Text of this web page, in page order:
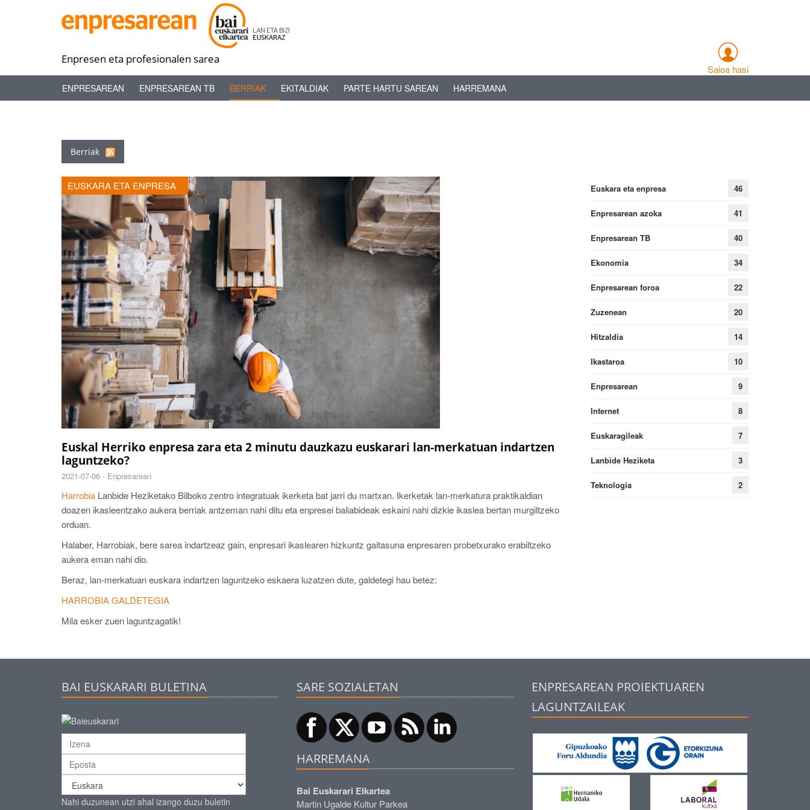
Enpresen eta profesionalen sarea
Saioa hasi
ENPRESAREAN ENPRESAREAN TB BERRIAK EKITALDIAK PARTE HARTU SAREAN HARREMANA
Berriak
EUSKARA ETA ENPRESA
Euskal Herriko enpresa zara eta 2 minutu dauzkazu euskarari lan-merkatuan indartzen
laguntzeko?
2021-07-06 - Enpresarean
Harrobia Lanbide Heziketako Bilboko zentro integratuak ikerketa bat jarri du martxan. Ikerketak lan-merkatura praktikaldian
doazen ikasleentzako aukera berriak antzeman nahi ditu eta enpresei baliabideak eskaini nahi dizkie ikaslea bertan murgiltzeko
orduan.
Halaber, Harrobiak, bere sarea indartzeaz gain, enpresari ikaslearen hizkuntz gaitasuna enpresaren probetxurako erabiltzeko
aukera eman nahi dio.
Beraz, lan-merkatuan euskara indartzen laguntzeko eskaera luzatzen dute, galdetegi hau betez:
HARROBIA GALDETEGIA
Mila esker zuen laguntzagatik!
Euskara eta enpresa 46
Enpresarean azoka 41
Enpresarean TB 40
Ekonomia 34
Enpresarean foroa 22
Zuzenean 20
Hitzaldia 14
Ikastaroa 10
Enpresarean 9
Internet 8
Euskaragileak 7
Lanbide Heziketa 3
Teknologia 2
BAI EUSKARARI BULETINA
Nahi duzunean utzi ahal izango duzu buletin
SARE SOZIALETAN
HARREMANA
Bai Euskarari Elkartea
Martin Ugalde Kultur Parkea
ENPRESAREAN PROIEKTUAREN
LAGUNTZAILEAK